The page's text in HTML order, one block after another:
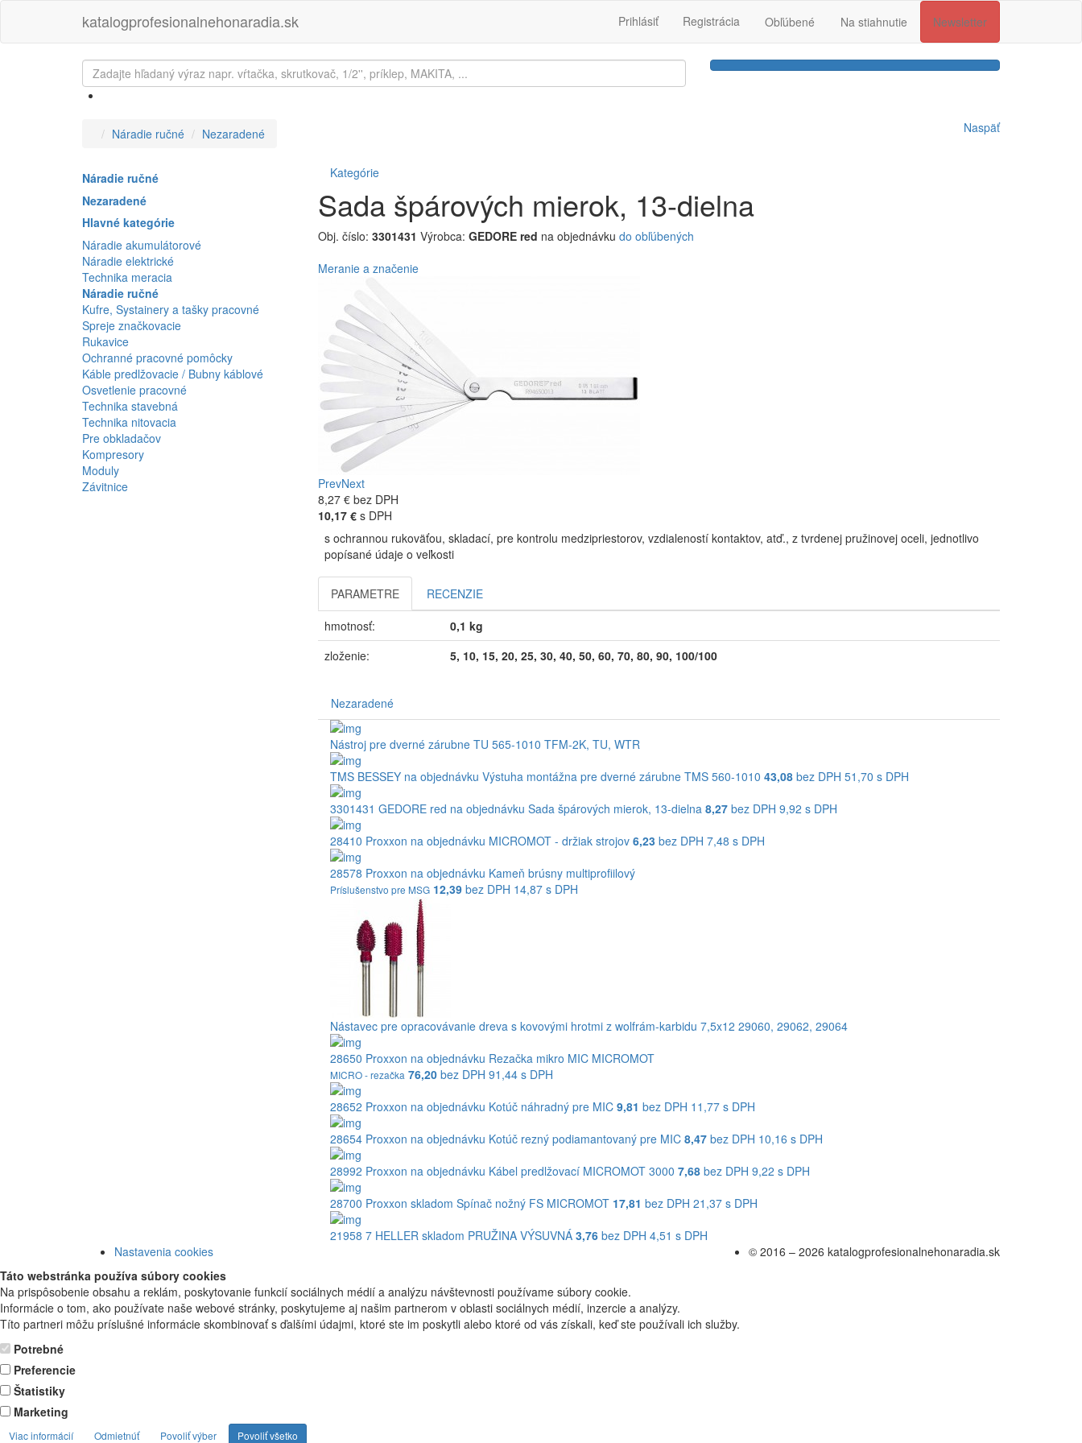
katalogprofesionalnehonaradia.sk Prihlásiť Registrácia Obľúbené Na stiahnutie Newsletter
Náradie ručné Nezaradené Naspäť
Náradie ručné
Nezaradené
Hlavné kategórie
Náradie akumulátorové
Náradie elektrické
Technika meracia
Náradie ručné
Kufre, Systainery a tašky pracovné
Spreje značkovacie
Rukavice
Ochranné pracovné pomôcky
Káble predlžovacie / Bubny káblové
Osvetlenie pracovné
Technika stavebná
Technika nitovacia
Pre obkladačov
Kompresory
Moduly
Závitnice
Kategórie
Sada špárových mierok, 13-dielna
Obj. číslo: 3301431 Výrobca: GEDORE red na objednávku do obľúbených
Meranie a značenie
PrevNext
8,27 €bez DPH
10,17 €s DPH
s ochrannou rukoväťou, skladací, pre kontrolu medzipriestorov, vzdialeností kontaktov, atď., z tvrdenej pružinovej oceli, jednotlivo
popísané údaje o veľkosti
PARAMETRE
RECENZIE
hmotnosť:
0,1 kg
zloženie:
5, 10, 15, 20, 25, 30, 40, 50, 60, 70, 80, 90, 100/100
Nezaradené
Nástroj pre dverné zárubne TU 565-1010 TFM-2K, TU, WTR
TMS BESSEY na objednávku Výstuha montážna pre dverné zárubne TMS 560-1010 43,08bez DPH 51,70 s DPH
3301431 GEDORE red na objednávku Sada špárových mierok, 13-dielna 8,27bez DPH 9,92 s DPH
28410 Proxxon na objednávku MICROMOT - držiak strojov 6,23bez DPH 7,48 s DPH
28578 Proxxon na objednávku Kameň brúsny multiprofiilový
Príslušenstvo pre MSG 12,39bez DPH 14,87 s DPH
Nástavec pre opracovávanie dreva s kovovými hrotmi z wolfrám-karbidu 7,5x12 29060, 29062, 29064
28650 Proxxon na objednávku Rezačka mikro MIC MICROMOT
MICRO - rezačka 76,20bez DPH 91,44 s DPH
28652 Proxxon na objednávku Kotúč náhradný pre MIC 9,81 bez DPH 11,77 s DPH
28654 Proxxon na objednávku Kotúč rezný podiamantovaný pre MIC 8,47bez DPH 10,16 s DPH
28992 Proxxon na objednávku Kábel predlžovací MICROMOT 3000 7,68bez DPH 9,22 s DPH
28700 Proxxon skladom Spínač nožný FS MICROMOT 17,81 bez DPH 21,37 s DPH
21958 7 HELLER skladom PRUŽINA VÝSUVNÁ 3,76bez DPH 4,51 s DPH
Nastavenia cookies
© 2016 – 2026 katalogprofesionalnehonaradia.sk
Táto webstránka používa súbory cookies
Na prispôsobenie obsahu a reklám, poskytovanie funkcií sociálnych médií a analýzu návštevnosti používame súbory cookie.
Informácie o tom, ako používate naše webové stránky, poskytujeme aj našim partnerom v oblasti sociálnych médií, inzercie a analýzy.
Títo partneri môžu príslušné informácie skombinovať s ďalšími údajmi, ktoré ste im poskytli alebo ktoré od vás získali, keď ste používali ich služby.
Potrebné
Preferencie
Štatistiky
Marketing
Viac informácií Odmietnúť Povoliť výber Povoliť všetko